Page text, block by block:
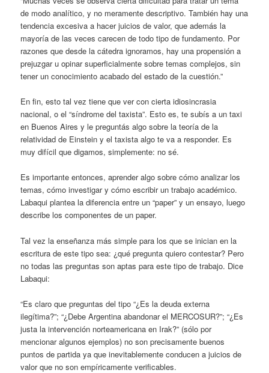
de modo analítico, y no meramente descriptivo. También hay una
tendencia excesiva a hacer juicios de valor, que además la
mayoría de las veces carecen de todo tipo de fundamento. Por
razones que desde la cátedra ignoramos, hay una propensión a
prejuzgar u opinar superficialmente sobre temas complejos, sin
tener un conocimiento acabado del estado de la cuestión.”
En fin, esto tal vez tiene que ver con cierta idiosincrasia
nacional, o el “síndrome del taxista”. Esto es, te subís a un taxi
en Buenos Aires y le preguntás algo sobre la teoría de la
relatividad de Einstein y el taxista algo te va a responder. Es
muy difícil que digamos, simplemente: no sé.
Es importante entonces, aprender algo sobre cómo analizar los
temas, cómo investigar y cómo escribir un trabajo académico.
Labaqui plantea la diferencia entre un “paper” y un ensayo, luego
describe los componentes de un paper.
Tal vez la enseñanza más simple para los que se inician en la
escritura de este tipo sea: ¿qué pregunta quiero contestar? Pero
no todas las preguntas son aptas para este tipo de trabajo. Dice
Labaqui:
“Es claro que preguntas del tipo “¿Es la deuda externa
ilegítima?”; “¿Debe Argentina abandonar el MERCOSUR?”; “¿Es
justa la intervención norteamericana en Irak?” (sólo por
mencionar algunos ejemplos) no son precisamente buenos
puntos de partida ya que inevitablemente conducen a juicios de
valor que no son empíricamente verificables.